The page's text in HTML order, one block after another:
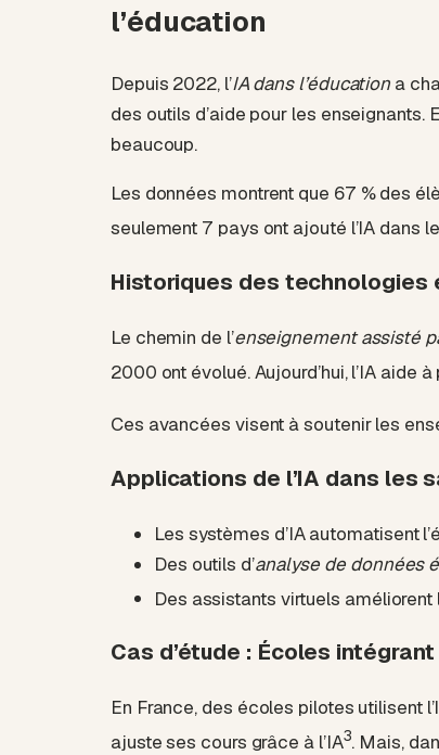
l’éducation
Depuis 2022, l’IA dans l’éducation a
des outils d’aide pour les
beaucoup.
Les données montrent que 67 % des
seulement 7 pays ont ajouté l’IA dans
Historiques des technologies
Le chemin de l’enseignement assisté
2000 ont évolué. Aujourd’hui, l’IA aide
Ces avancées visent à soutenir les
Applications de l’IA dans les
Les systèmes d’IA automatisent
Des outils d’analyse de données
Des assistants virtuels améliorent
Cas d’étude : Écoles intégrant
En France, des écoles pilotes utilisent
ajuste ses cours grâce à l’IA3. Mais,